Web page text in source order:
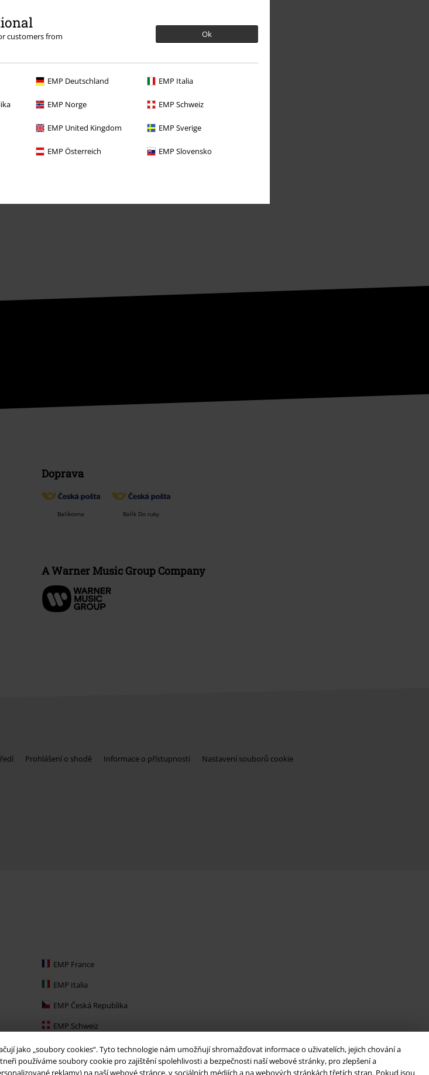
customers from
Ok
EMP Deutschland EMP Italia
EMP Norge EMP Schweiz
EMP United Kingdom EMP Sverige
EMP Österreich EMP Slovensko
jako „soubory cookies“. Tyto technologie nám umožňují shromažďovat informace o uživatelích, jejich chování a
používáme soubory cookie pro zajištění spolehlivosti a bezpečnosti naší webové stránky, pro zlepšení a
reklamy) na naší webové stránce, v sociálních médiích a na webových stránkách třetích stran. Pokud jsou
poukaz
O EMP
Udržitelnost
Doprava
Balíkovna Balík Do ruky
A Warner Music Group Company
Prohlášení o shodě Informace o přístupnosti Nastavení souborů cookie
EMP France
EMP Italia
EMP Česká Republika
EMP Schweiz
EMP Ireland
EMP Sverige